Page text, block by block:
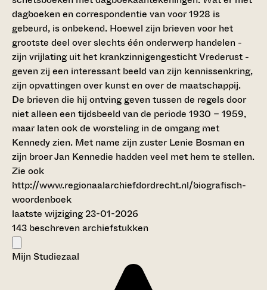
dagboeken en correspondentie van voor 1928 is
gebeurd, is onbekend. Hoewel zijn brieven voor het
grootste deel over slechts één onderwerp handelen -
zijn vrijlating uit het krankzinnigengesticht Vrederust -
geven zij een interessant beeld van zijn kennissenkring,
zijn opvattingen over kunst en over de maatschappij.
De brieven die hij ontving geven tussen de regels door
niet alleen een tijdsbeeld van de periode 1930 – 1959,
maar laten ook de worsteling in de omgang met
Kennedy zien. Met name zijn zuster Lenie Bosman en
zijn broer Jan Kennedie hadden veel met hem te stellen.
Zie ook
http://www.regionaalarchiefdordrecht.nl/biografisch-
woordenboek
laatste wijziging 23-01-2026
143 beschreven archiefstukken
Mijn Studiezaal